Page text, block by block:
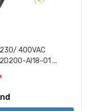
400VAC
AI18-01 ...